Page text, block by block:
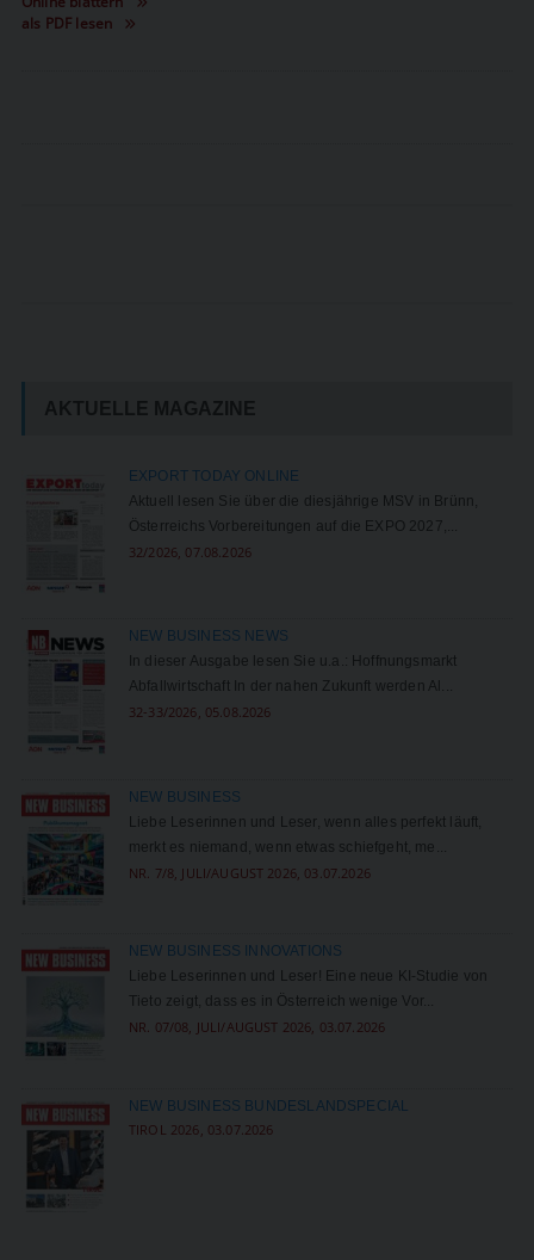
als PDF lesen
AKTUELLE MAGAZINE
EXPORT TODAY ONLINE
Aktuell lesen Sie über die diesjährige MSV in Brünn,
Österreichs Vorbereitungen auf die EXPO 2027,...
32/2026, 07.08.2026
NEW BUSINESS NEWS
In dieser Ausgabe lesen Sie u.a.: Hoffnungsmarkt
Abfallwirtschaft In der nahen Zukunft werden Al...
32-33/2026, 05.08.2026
NEW BUSINESS
Liebe Leserinnen und Leser, wenn alles perfekt läuft,
merkt es niemand, wenn etwas schiefgeht, me...
NR. 7/8, JULI/AUGUST 2026, 03.07.2026
NEW BUSINESS INNOVATIONS
Liebe Leserinnen und Leser! Eine neue KI-Studie von
Tieto zeigt, dass es in Österreich wenige Vor...
NR. 07/08, JULI/AUGUST 2026, 03.07.2026
NEW BUSINESS BUNDESLANDSPECIAL
TIROL 2026, 03.07.2026